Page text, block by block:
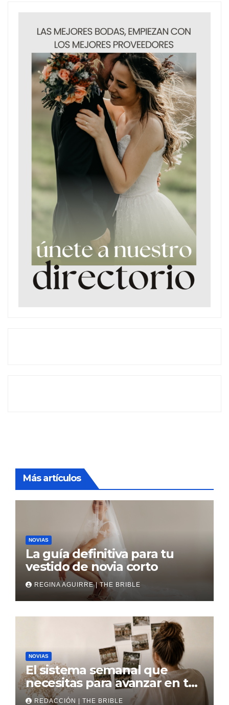
Más artículos
NOVIAS
La guía definitiva para tu
vestido de novia corto
REGINA AGUIRRE | THE BRIBLE
NOVIAS
El sistema semanal que
necesitas para avanzar en tu
boda
REDACCIÓN | THE BRIBLE